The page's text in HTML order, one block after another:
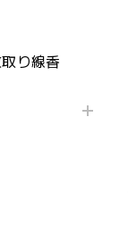
り線香